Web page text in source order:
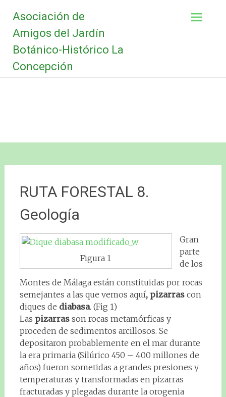
contenido
Asociación de
Amigos del Jardín
Botánico-Histórico La
Concepción
RUTA FORESTAL 8.
Geología
Figura 1
Gran
parte
de los
Montes de Málaga están constituidas por rocas
semejantes a las que vemos aquí, pizarrascon
diques de diabasa. (Fig 1)
Las pizarrasson rocas metamórficas y
proceden de sedimentos arcillosos. Se
depositaron probablemente en el mar durante
la era primaria (Silúrico 450 – 400 millones de
años) fueron sometidas a grandes presiones y
temperaturas y transformadas en pizarras
fracturadas y plegadas durante la orogenia